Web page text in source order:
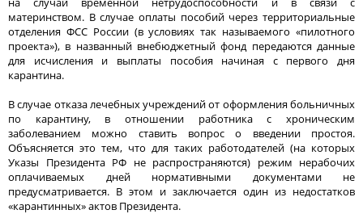
материнством. В случае оплаты пособий через территориальные
отделения ФСС России (в условиях так называемого «пилотного
проекта»), в названный внебюджетный фонд передаются данные
для исчисления и выплаты пособия начиная с первого дня
карантина.
В случае отказа лечебных учреждений от оформления больничных
по карантину, в отношении работника с хроническим
заболеванием можно ставить вопрос о введении простоя.
Объясняется это тем, что для таких работодателей (на которых
Указы Президента РФ не распространяются) режим нерабочих
оплачиваемых дней нормативными документами не
предусматривается. В этом и заключается один из недостатков
«карантинных» актов Президента.